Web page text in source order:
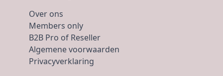
Over ons
Members only
B2B Pro of Reseller
Algemene voorwaarden
Privacyverklaring